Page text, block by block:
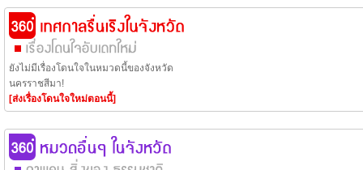
ยังไม่มีเรื่องโดนใจในหมวดนี้ของจังหวัด
นครราชสีมา!
[ส่งเรื่องโดนใจใหม่ตอนนี้]